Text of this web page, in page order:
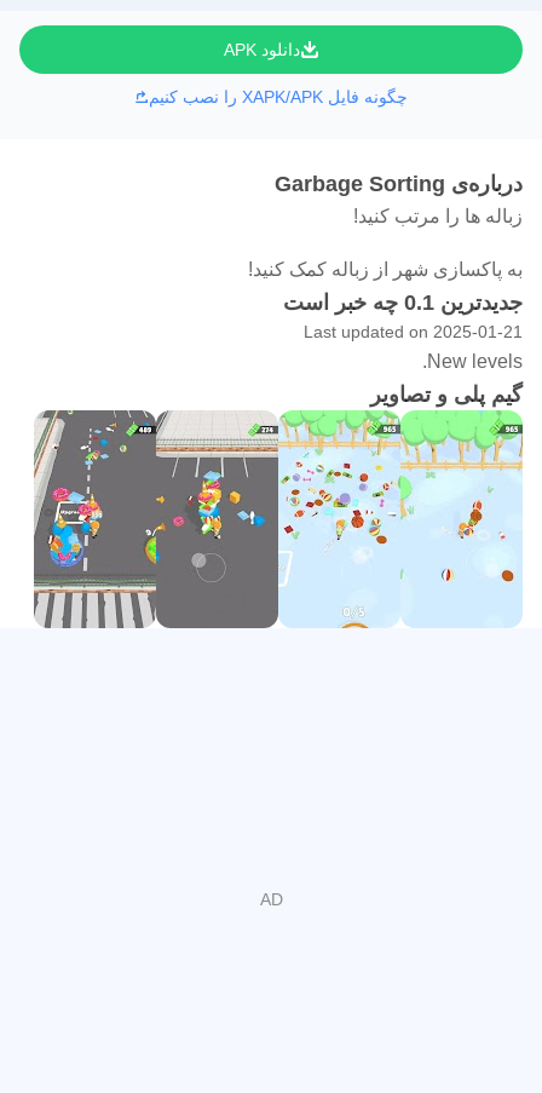
دانلود APK
چگونه فایل XAPK/APK را نصب کنیم
درباره‌ی Garbage Sorting
زباله ها را مرتب کنید!
به پاکسازی شهر از زباله کمک کنید!
جدیدترین 0.1 چه خبر است
Last updated on 2025-01-21
New levels.
گیم پلی و تصاویر